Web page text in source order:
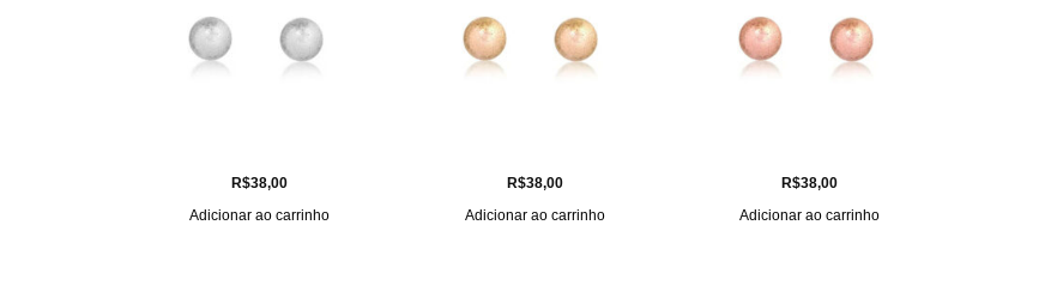
R$38,00
Adicionar ao carrinho
R$38,00
Adicionar ao carrinho
R$38,00
Adicionar ao carrinho